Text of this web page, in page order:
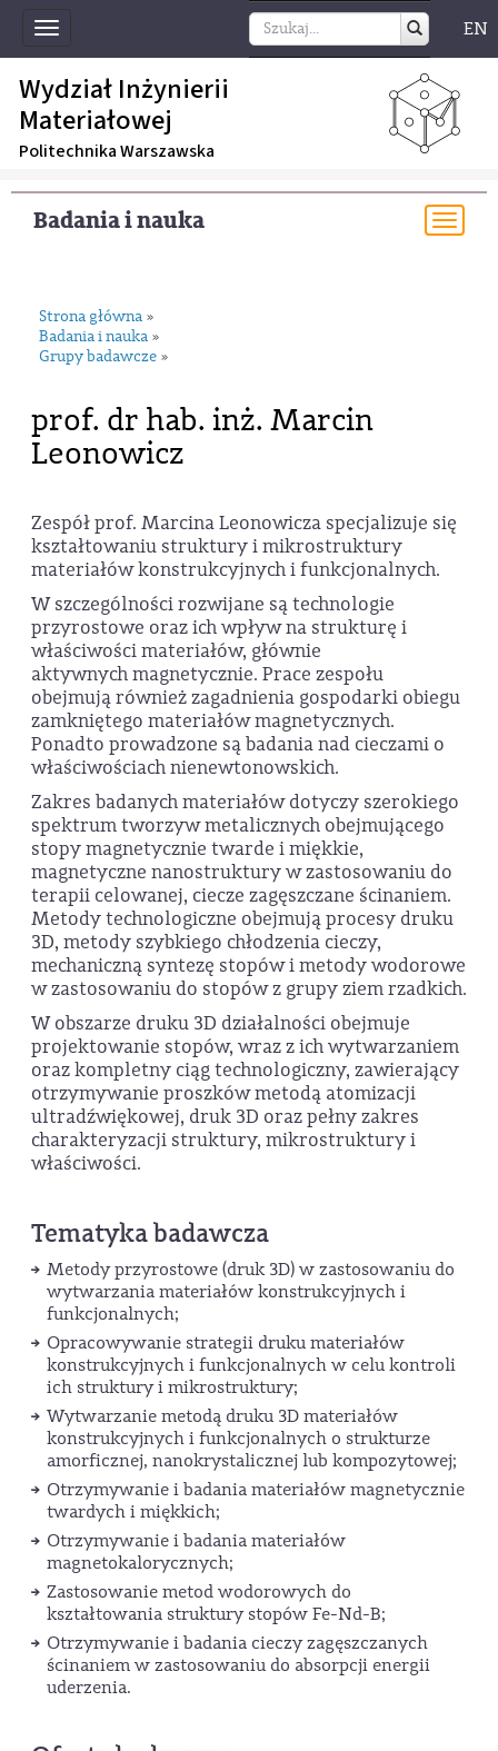
Toggle
navigation
EN
Wydział Inżynierii
Materiałowej
Politechnika Warszawska
Badania i nauka
Strona główna »
Badania i nauka »
Grupy badawcze »
prof. dr hab. inż. Marcin
Leonowicz
Zespół prof. Marcina Leonowicza specjalizuje się
kształtowaniu struktury i mikrostruktury
materiałów konstrukcyjnych i funkcjonalnych.
W szczególności rozwijane są technologie
przyrostowe oraz ich wpływ na strukturę i
właściwości materiałów, głównie
aktywnych magnetycznie. Prace zespołu
obejmują również zagadnienia gospodarki obiegu
zamkniętego materiałów magnetycznych.
Ponadto prowadzone są badania nad cieczami o
właściwościach nienewtonowskich.
Zakres badanych materiałów dotyczy szerokiego
spektrum tworzyw metalicznych obejmującego
stopy magnetycznie twarde i miękkie,
magnetyczne nanostruktury w zastosowaniu do
terapii celowanej, ciecze zagęszczane ścinaniem.
Metody technologiczne obejmują procesy druku
3D, metody szybkiego chłodzenia cieczy,
mechaniczną syntezę stopów i metody wodorowe
w zastosowaniu do stopów z grupy ziem rzadkich.
W obszarze druku 3D działalności obejmuje
projektowanie stopów, wraz z ich wytwarzaniem
oraz kompletny ciąg technologiczny, zawierający
otrzymywanie proszków metodą atomizacji
ultradźwiękowej, druk 3D oraz pełny zakres
charakteryzacji struktury, mikrostruktury i
właściwości.
Tematyka badawcza
Metody przyrostowe (druk 3D) w zastosowaniu do
wytwarzania materiałów konstrukcyjnych i
funkcjonalnych;
Opracowywanie strategii druku materiałów
konstrukcyjnych i funkcjonalnych w celu kontroli
ich struktury i mikrostruktury;
Wytwarzanie metodą druku 3D materiałów
konstrukcyjnych i funkcjonalnych o strukturze
amorficznej, nanokrystalicznej lub kompozytowej;
Otrzymywanie i badania materiałów magnetycznie
twardych i miękkich;
Otrzymywanie i badania materiałów
magnetokalorycznych;
Zastosowanie metod wodorowych do
kształtowania struktury stopów Fe-Nd-B;
Otrzymywanie i badania cieczy zagęszczanych
ścinaniem w zastosowaniu do absorpcji energii
uderzenia.